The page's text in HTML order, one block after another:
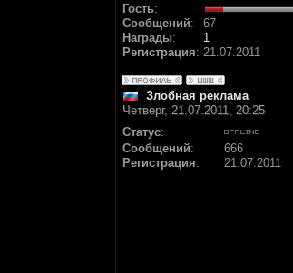
Гость:
Сообщений:
67
Награды:
1
Регистрация: 21.07.2011
Злобная реклама
Четверг, 21.07.2011, 20:25
Статус:
Сообщений:
666
Регистрация: 21.07.2011